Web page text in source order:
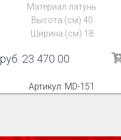
Материал латунь
Высота (см) 40
Ширина (см) 18
руб. 23 470 00
Артикул: MD-151